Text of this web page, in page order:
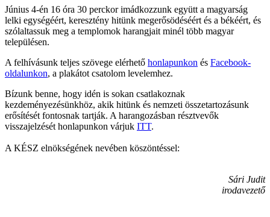
Június 4-én 16 óra 30 perckor imádkozzunk együtt a magyarság
lelki egységéért, keresztény hitünk megerősödéséért és a békéért, és
szólaltassuk meg a templomok harangjait minél több magyar
településen.
A felhívásunk teljes szövege elérhető honlapunkon és Facebook-
oldalunkon, a plakátot csatolom levelemhez.
Bízunk benne, hogy idén is sokan csatlakoznak
kezdeményezésünkhöz, akik hitünk és nemzeti összetartozásunk
erősítését fontosnak tartják. A harangozásban résztvevők
visszajelzését honlapunkon várjuk ITT.
A KÉSZ elnökségének nevében köszöntéssel:
Sári Judit
irodavezető